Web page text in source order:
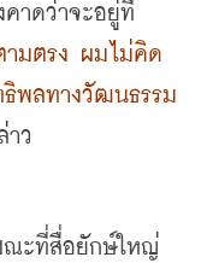
าดว่าจะอยู่ที่
ามตรง ผมไม่คิด
ธิพลทางวัฒนธรรม
าว
ณะที่สื่อยักษ์ใหญ่